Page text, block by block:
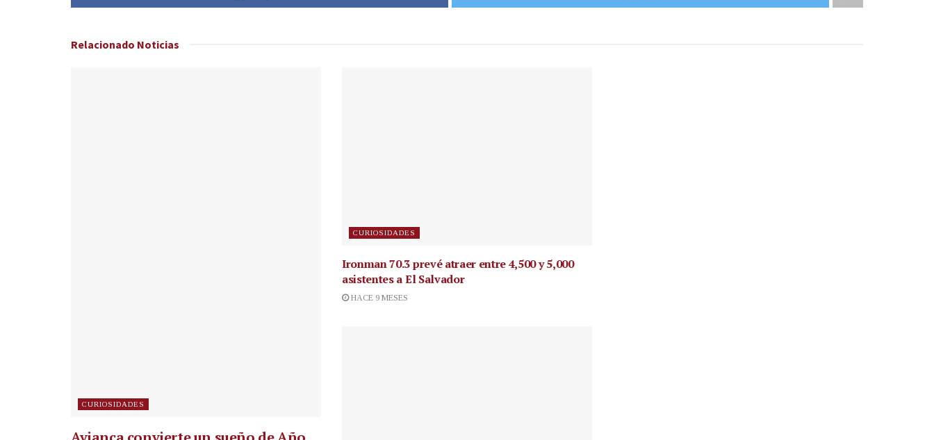
Relacionado Noticias
CURIOSIDADES
CURIOSIDADES
Ironman 70.3 prevé atraer entre 4,500 y 5,000
asistentes a El Salvador
HACE 9 MESES